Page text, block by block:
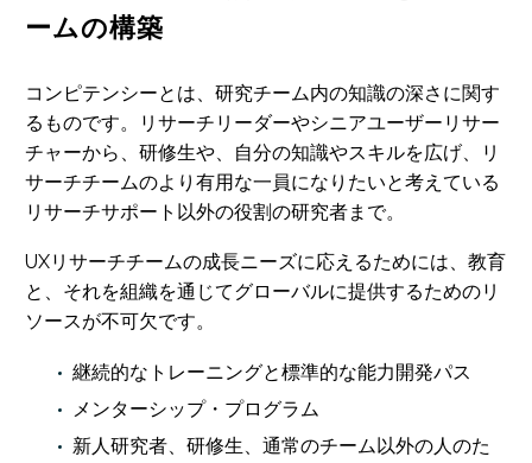
ームの構築
コンピテンシーとは、研究チーム内の知識の深さに関す
るものです。リサーチリーダーやシニアユーザーリサー
チャーから、研修生や、自分の知識やスキルを広げ、リ
サーチチームのより有用な一員になりたいと考えている
リサーチサポート以外の役割の研究者まで。
UXリサーチチームの成長ニーズに応えるためには、教育
と、それを組織を通じてグローバルに提供するためのリ
ソースが不可欠です。
継続的なトレーニングと標準的な能力開発パス
メンターシップ・プログラム
新人研究者、研修生、通常のチーム以外の人のた